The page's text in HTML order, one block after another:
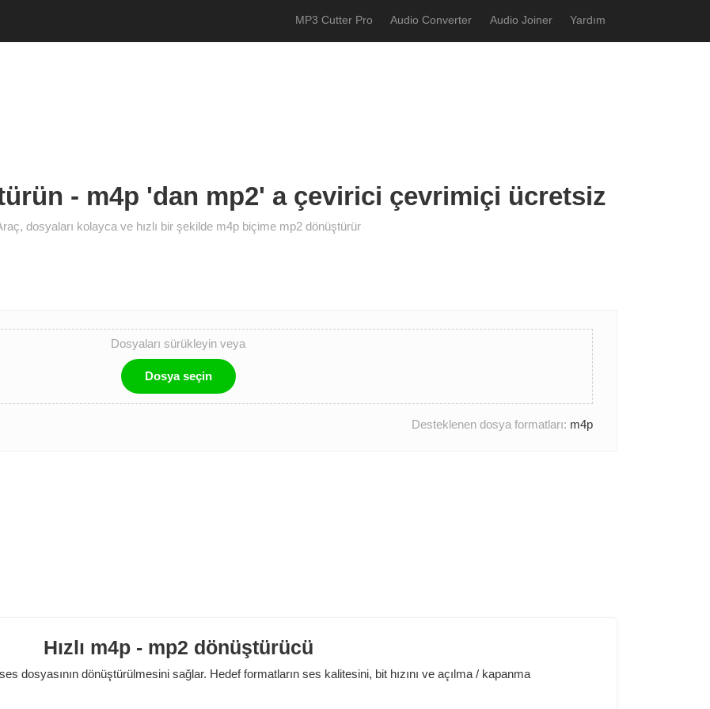
MP3 Cutter Pro Audio Converter Audio Joiner Yardım
- m4p 'dan mp2' a çevirici çevrimiçi ücretsiz
dosyaları kolayca ve hızlı bir şekilde m4p biçime mp2 dönüştürür
Dosyaları sürükleyin veya
Dosya seçin
Desteklenen dosya formatları: m4p
Hızlı m4p - mp2 dönüştürücü
dosyasının dönüştürülmesini sağlar. Hedef formatların ses kalitesini, bit hızını ve açılma / kapanma